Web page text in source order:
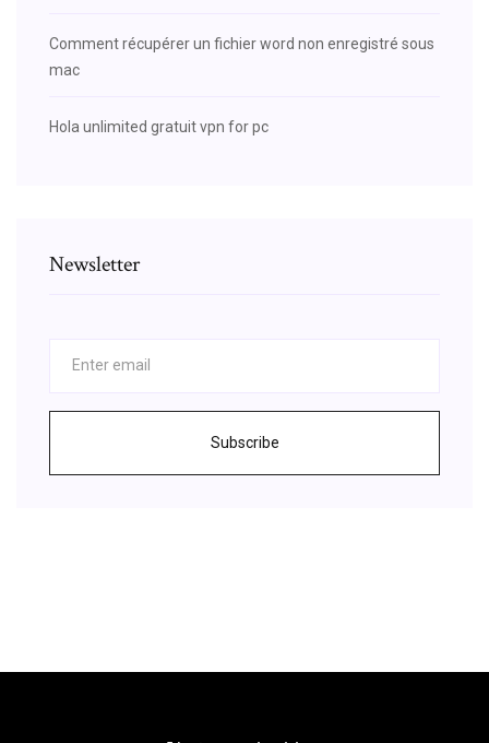
Comment récupérer un fichier word non enregistré sous
mac
Hola unlimited gratuit vpn for pc
Newsletter
Subscribe